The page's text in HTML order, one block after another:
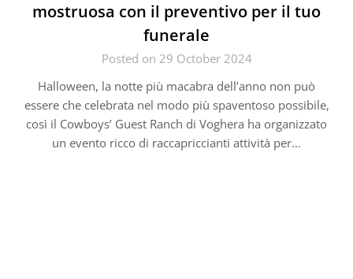
mostruosa con il preventivo per il tuo
funerale
Posted on 29 October 2024
Halloween, la notte più macabra dell’anno non può
essere che celebrata nel modo più spaventoso possibile,
così il Cowboys’ Guest Ranch di Voghera ha organizzato
un evento ricco di raccapriccianti attività per…